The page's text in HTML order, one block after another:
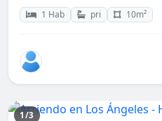
1 Hab pri 10m²
1/3